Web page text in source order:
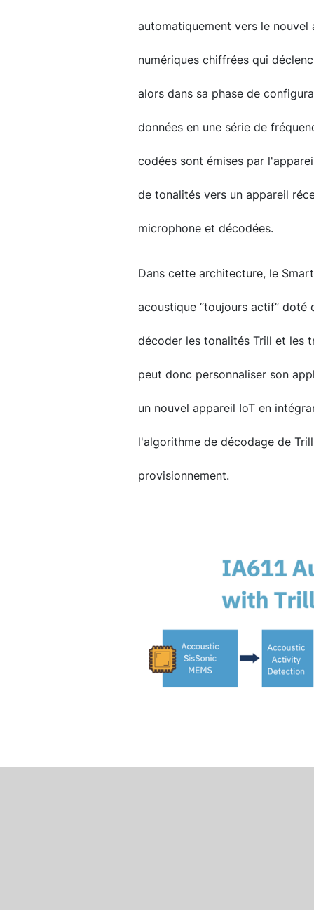
automatiquement vers le
numériques chiffrées qui
alors dans sa phase de
données en une série de
codées sont émises par
de tonalités vers un appareil
microphone et décodées.
Dans cette architecture, le
acoustique “toujours actif”
décoder les tonalités Trill et les
peut donc personnaliser son
un nouvel appareil IoT en
l'algorithme de décodage de
provisionnement.